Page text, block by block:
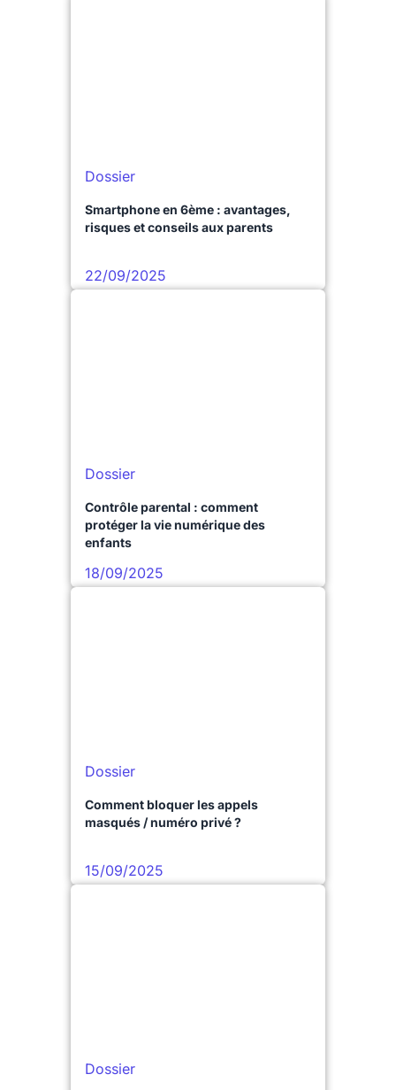
Dossier
Smartphone en 6ème : avantages,
risques et conseils aux parents
22/09/2025
Dossier
Contrôle parental : comment
protéger la vie numérique des
enfants
18/09/2025
Dossier
Comment bloquer les appels
masqués / numéro privé ?
15/09/2025
Dossier